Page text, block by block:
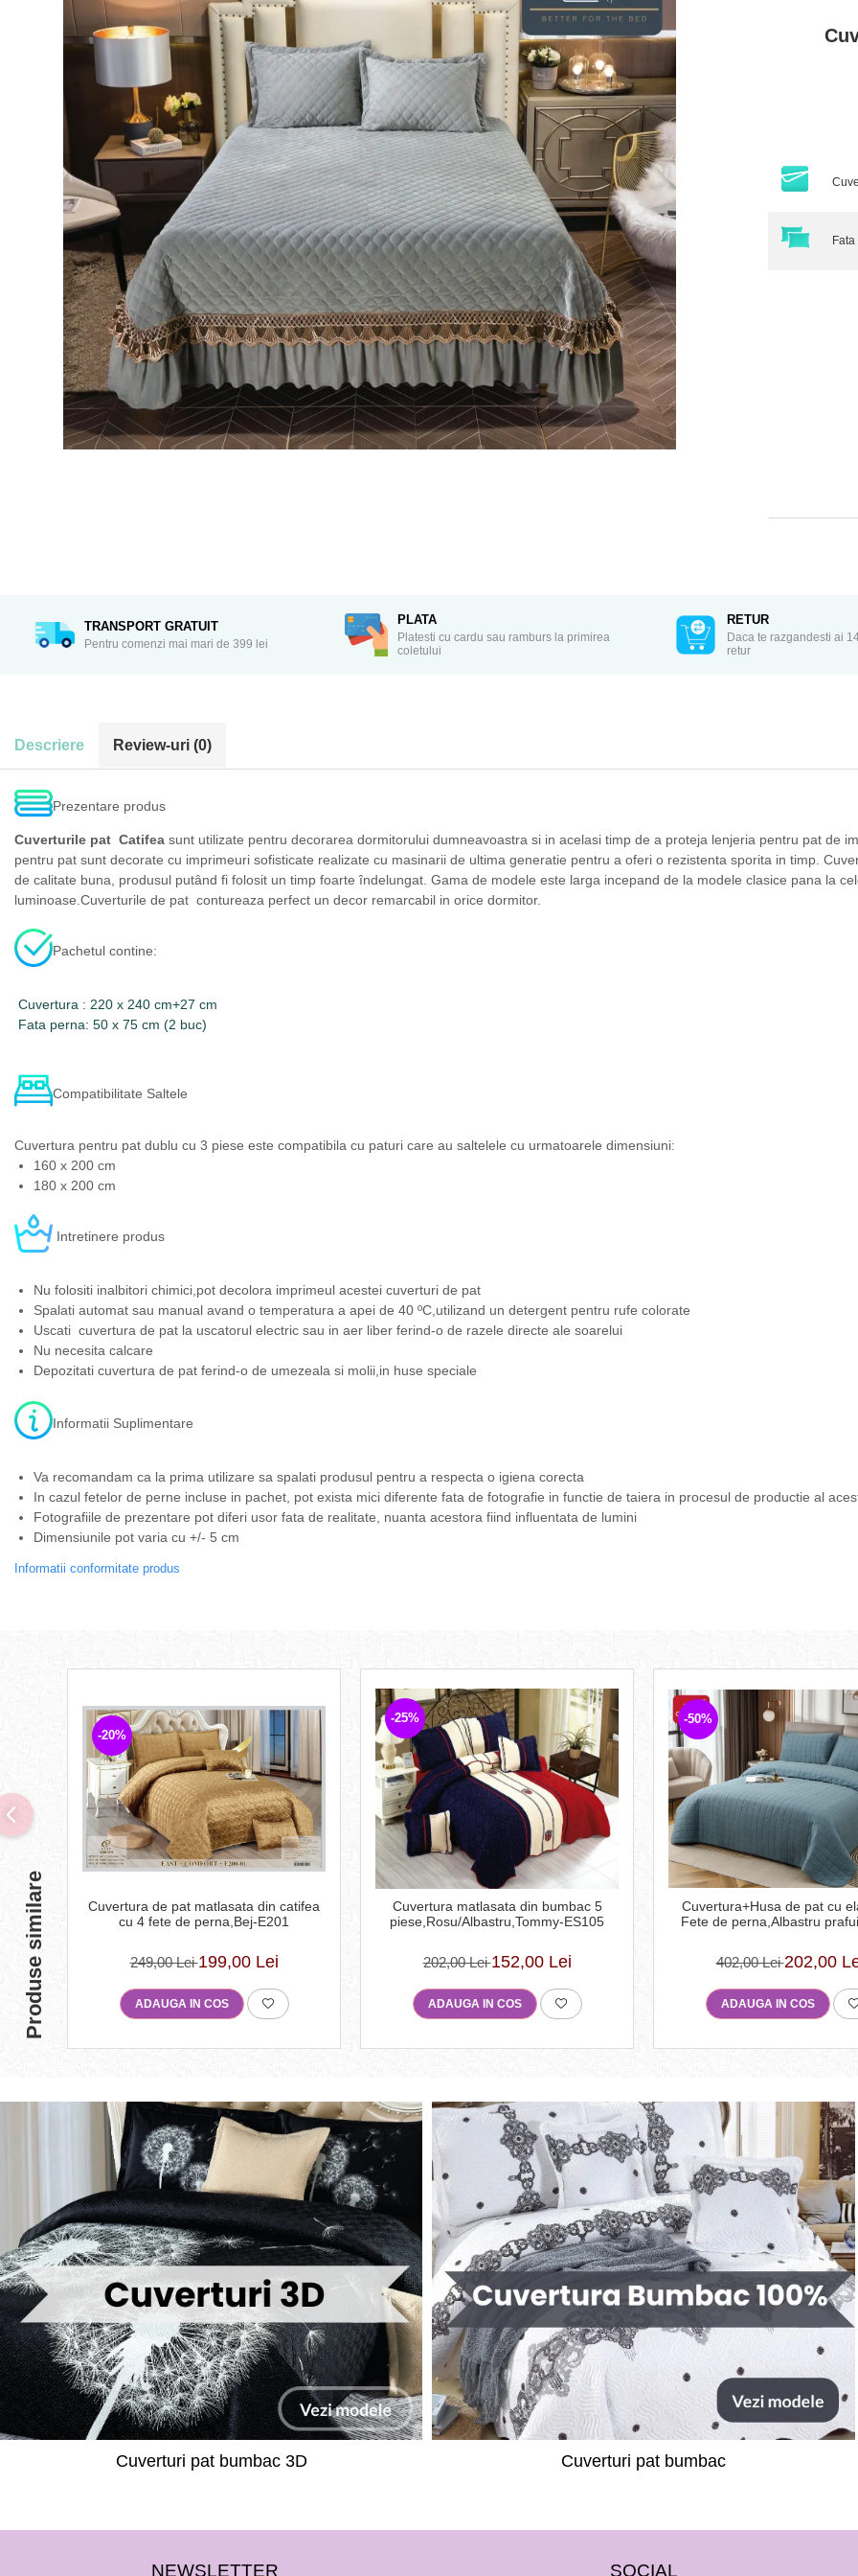
Lenjerii de pat Bumbac Poplin
Lenjerii de pat Damasc
Lenjerii de pat Finet + 2 Draperii
Lenjerii de pat Finet cu PLIURI
Lenjerii de pat finet Home
Lenjerii de pat Saten 4 piese cu
TRANSPORT GRATUIT
Pentru comenzi mai mari de 399 lei
PLATA
Platesti cu cardu sau ramburs la primirea
coletului
RETUR
Daca te razgandesti ai
retur
Descriere Review-uri (0)
Prezentare produs
Cuverturile pat Catifea sunt utilizate pentru decorarea dormitorului dumneavoastra si in acelasi timp de a proteja lenjeria pentru pat de
pentru pat sunt decorate cu imprimeuri sofisticate realizate cu masinarii de ultima generatie pentru a oferi o rezistenta sporita in timp.
de calitate buna, produsul putând fi folosit un timp foarte îndelungat. Gama de modele este larga incepand de la modele clasice pana la
luminoase.Cuverturile de pat contureaza perfect un decor remarcabil in orice dormitor.
Pachetul contine:
Cuvertura : 220 x 240 cm+27 cm
Fata perna: 50 x 75 cm (2 buc)
Compatibilitate Saltele
Cuvertura pentru pat dublu cu 3 piese este compatibila cu paturi care au saltelele cu urmatoarele dimensiuni:
160 x 200 cm
180 x 200 cm
Intretinere produs
Nu folositi inalbitori chimici,pot decolora imprimeul acestei cuverturi de pat
Spalati automat sau manual avand o temperatura a apei de 40 ºC,utilizand un detergent pentru rufe colorate
Uscati cuvertura de pat la uscatorul electric sau in aer liber ferind-o de razele directe ale soarelui
Nu necesita calcare
Depozitati cuvertura de pat ferind-o de umezeala si molii,in huse speciale
Informatii Suplimentare
Va recomandam ca la prima utilizare sa spalati produsul pentru a respecta o igiena corecta
In cazul fetelor de perne incluse in pachet, pot exista mici diferente fata de fotografie in functie de taiera in procesul de productie al
Fotografiile de prezentare pot diferi usor fata de realitate, nuanta acestora fiind influentata de lumini
Dimensiunile pot varia cu +/- 5 cm
Informatii conformitate produs
Produse similare
-20%
Cuvertura de pat matlasata din catifea
cu 4 fete de perna,Bej-E201
249,00 Lei199,00 Lei
ADAUGA IN COS
-25%
Cuvertura matlasata din bumbac 5
piese,Rosu/Albastru,Tommy-ES105
202,00 Lei152,00 Lei
ADAUGA IN COS
-50%
Cuvertura+Husa de pat cu
Fete de perna,Albastru
402,00 Lei202,00
ADAUGA IN COS
Cuverturi pat bumbac 3D Cuverturi pat bumbac
NEWSLETTER SOCIAL